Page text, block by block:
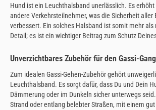
Hund ist ein Leuchthalsband unerlässlich. Es
andere Verkehrsteilnehmer, was die Sicherheit aller
verbessert. Ein solches Halsband ist somit mehr als
Detail; es ist ein wichtiger Beitrag zum Schutz
Unverzichtbares Zubehör für den Gassi-Gang
Zum idealen Gassi-Gehen-Zubehör gehört
Leuchthalsband. Es sorgt dafür, dass Du und Dein
Dämmerung oder im Dunkeln sicher unterwegs
Strand oder entlang belebter Straßen, mit einem